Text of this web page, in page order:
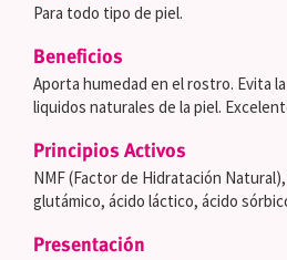
Para todo tipo de piel.
Beneficios
Aporta humedad en el rostro. Evita
liquidos naturales de la piel.
Principios Activos
NMF (Factor de Hidratación
glutámico, ácido láctico, ácido
Presentación